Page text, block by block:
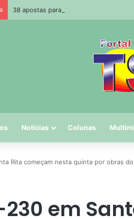
38 apostas paraibanas acertam a
Notícias Colunas
Rita começam nesta quinta por obras
em